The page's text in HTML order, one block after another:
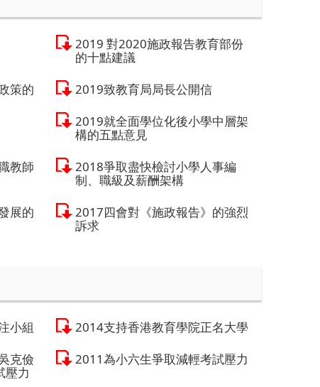
2019 對2020施政報告教育部份
的十點建議
策的
2019致教育局局長公開信
2019就全面學位化後小學中層架
構的五點意見
教師
2018爭取盡快檢討小學人事編
制、職級及薪酬架構
展的
2017四會對《施政報告》的強烈
訴求
小組
2014支持香港教育學院正名大學
克儉
壓力
2011為小六生爭取減輕考試壓力